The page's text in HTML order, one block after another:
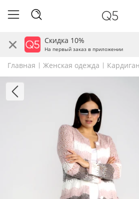
Скидка 10%
На первый заказ в приложении
Главная Женская одежда